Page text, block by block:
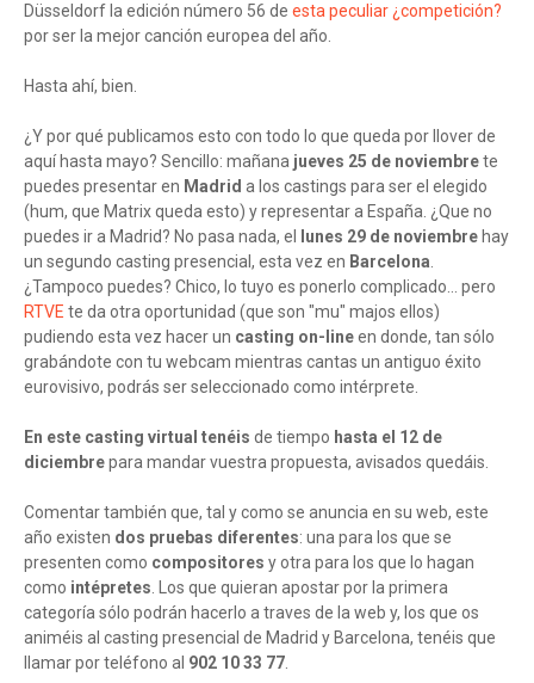
Düsseldorf la edición número 56 de esta peculiar ¿competición?
por ser la mejor canción europea del año.
Hasta ahí, bien.
¿Y por qué publicamos esto con todo lo que queda por llover de
aquí hasta mayo? Sencillo: mañana jueves 25 de noviembrete
puedes presentar en Madrid a los castings para ser el elegido
(hum, que Matrix queda esto) y representar a España. ¿Que no
puedes ir a Madrid? No pasa nada, el
lunes 29 de noviembre hay
un segundo casting presencial, esta vez en Barcelona.
¿Tampoco puedes? Chico, lo tuyo es ponerlo complicado... pero
RTVE te da otra oportunidad (que son "mu" majos ellos)
pudiendo esta vez hacer un casting on-lineen donde, tan sólo
grabándote con tu webcam mientras cantas un antiguo éxito
eurovisivo, podrás ser seleccionado como intérprete.
En este casting virtual tenéis de tiempo hasta el 12 de
diciembrepara mandar vuestra propuesta, avisados quedáis.
Comentar también que, tal y como se anuncia en su web, este
año existen dos pruebas diferentes: una para los que se
presenten como compositores y otra para los que lo hagan
como intépretes. Los que quieran apostar por la primera
categoría sólo podrán hacerlo a traves de la web y, los que os
animéis al casting presencial de Madrid y Barcelona, tenéis que
llamar por teléfono al 902 10 33 77.